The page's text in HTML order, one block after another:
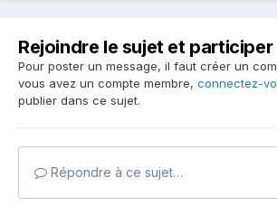
Rejoindre le sujet et participer
Pour poster un message, il faut créer un
vous avez un compte membre, connectez-
publier dans ce sujet.
Répondre à ce sujet…